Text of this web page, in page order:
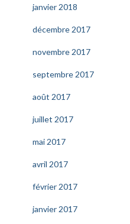
janvier 2018
décembre 2017
novembre 2017
septembre 2017
août 2017
juillet 2017
mai 2017
avril 2017
février 2017
janvier 2017